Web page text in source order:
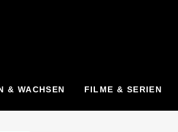
& WACHSEN FILME & SERIEN